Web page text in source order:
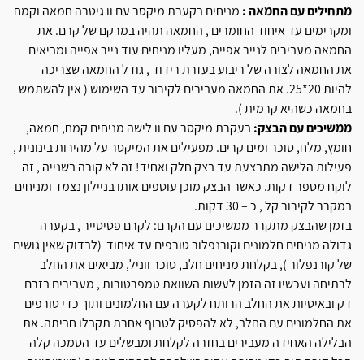
מתחילים עם החמאה : מניחים בקערת מיקסר עם וו גיטרה חמאה וקמח
ומקרימים עד איחוד החומרים , החמאה תהיה במרקם של קרם. את
החמאה מעבירים לנייר אפייה, מעליו מניחים עוד נייר אפייה ומביאים
את החמאה לצורה של ריבוע בעזרת רידוד , גודל החמאה שצריכה
להיות 20*25. את החמאה מעבירים לקירור עד השימוש ( אין להשתמש
בחמאה כשהיא קרמית ).
ממשיכים עם הבצק: בעקרת מיקסר עם וו לישה מניחים קמח, חמאה,
חומץ, מלח, סוכר ומים קרים. מפעילים את המיקסר על מהירות בינונית ,
פעילות הלישה מתבצעת עד בצק חלק ואחיד! זה לא קורה בשנייה , זה
לוקח מספר דקות. כאשר הבצק מוכן עוטפים אותו בניילון נצמד ומניחים
במקרר לקירור קל , כ – 30 דקות.
בזמן שהבצק מתקרר ממשיכים עם הקרם: לקרם פטיסייר , בקערה
גדולה מניחים חלמונים וקורנפלור טורפים עד איחוד (לבדוק שאין גושים
של קורנפלור ), בקלחת מניחים חלב, סוכר ווניל, מביאים את החלב
לרתיחה ועכשיו זה הזמן לעשות השוואת טמפרטורות , מעבירים בזרם
דק ובאיטיות את החלב הרותח לקערה עם החלמונים ותוך כדי טורפים
את החלמונים עם החלב, לא להפסיק לטרוף אחרת תקבלו חביתה. את
הבלילה האחידה מעבירים בחזרה לקלחת ומבשלים עד הסמכה קלה